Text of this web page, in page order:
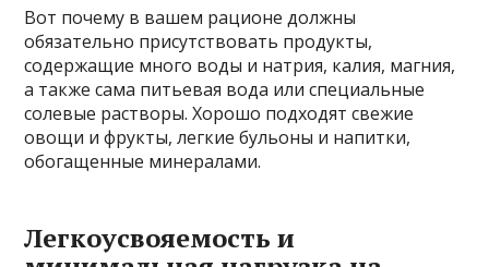
Вот почему в вашем рационе должны
обязательно присутствовать продукты,
содержащие много воды и натрия, калия, магния,
а также сама питьевая вода или специальные
солевые растворы. Хорошо подходят свежие
овощи и фрукты, легкие бульоны и напитки,
обогащенные минералами.
Легкоусвояемость и